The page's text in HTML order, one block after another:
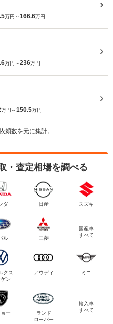
万円～166.6万円
万円～236万円
万円～150.5万円
数を元に集計。
・査定相場を調べる
ダ 日産 スズキ
ル 三菱
国産車
すべて
クス
ン
アウディ ミニ
ー
ランド
ローバー
輸入車
すべて